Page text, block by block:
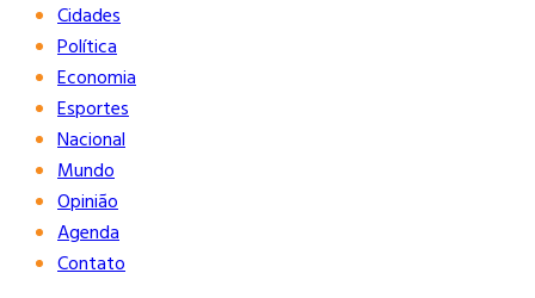
Cidades
Política
Economia
Esportes
Nacional
Mundo
Opinião
Agenda
Contato